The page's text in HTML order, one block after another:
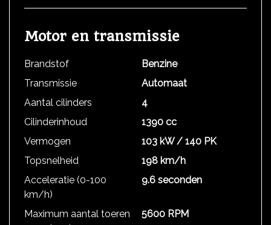
Motor en transmissie
Brandstof
Benzine
Transmissie
Automaat
Aantal cilinders
4
Cilinderinhoud
1390 cc
Vermogen
103 kW / 140 PK
Topsnelheid
198 km/h
Acceleratie (0-100
km/h)
9.6 seconden
Maximum aantal toeren
5600 RPM